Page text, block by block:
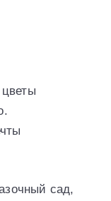
сад,